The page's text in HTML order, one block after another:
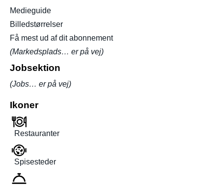
Medieguide
Billedstørrelser
Få mest ud af dit abonnement
(Markedsplads… er på vej)
Jobsektion
(Jobs… er på vej)
Ikoner
Restauranter
Spisesteder